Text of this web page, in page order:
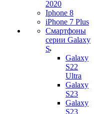
2020
Iphone 8
iPhone 7 Plus
Смартфоны
серии Galaxy
S
Galaxy
S22
Ultra
Galaxy
S23
Galaxy
S23